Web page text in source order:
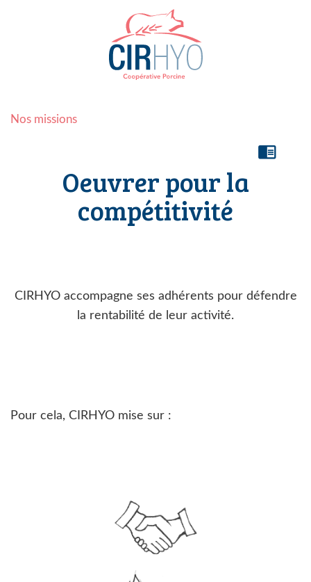
Nos missions
chrome_reader_mode
Oeuvrer pour la
compétitivité
CIRHYO accompagne ses adhérents pour défendre
la rentabilité de leur activité.
Pour cela, CIRHYO mise sur :